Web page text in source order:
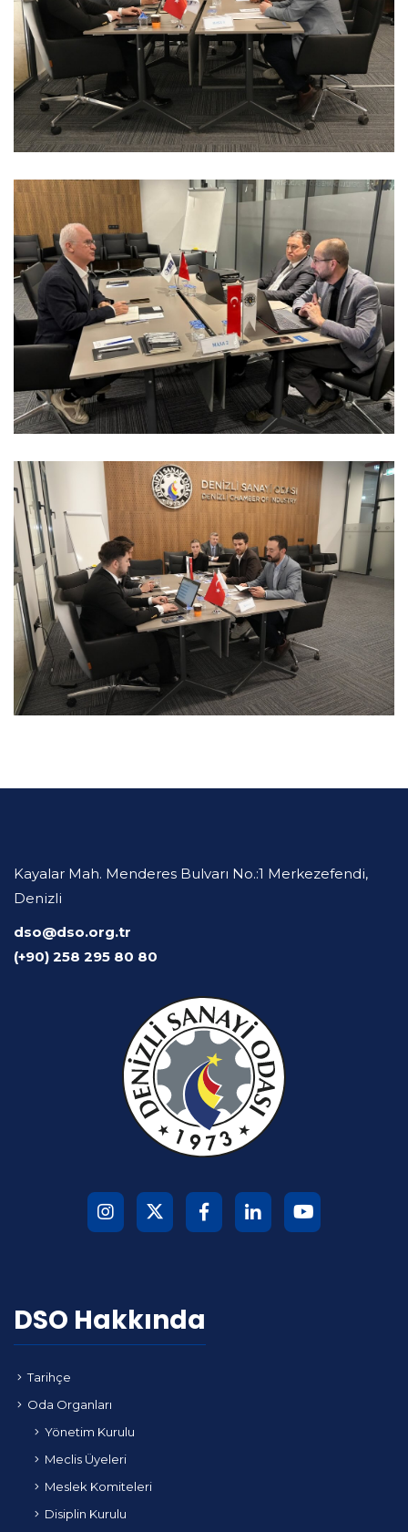
Kayalar Mah. Menderes Bulvarı No.:1 Merkezefendi,
Denizli
dso@dso.org.tr
(+90) 258 295 80 80
DSO Hakkında
Tarihçe
Oda Organları
Yönetim Kurulu
Meclis Üyeleri
Meslek Komiteleri
Disiplin Kurulu